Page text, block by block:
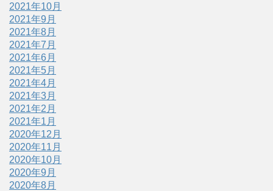
2021年10月
2021年9月
2021年8月
2021年7月
2021年6月
2021年5月
2021年4月
2021年3月
2021年2月
2021年1月
2020年12月
2020年11月
2020年10月
2020年9月
2020年8月